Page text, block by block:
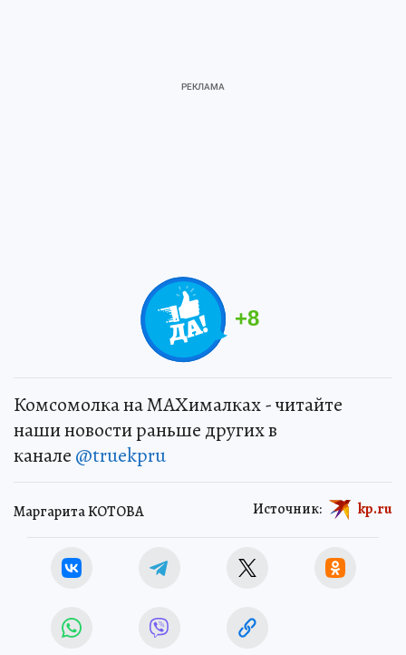
+8
Комсомолка на MAXималках - читайте
наши новости раньше других в
канале @truekpru
Маргарита КОТОВА Источник: kp.ru